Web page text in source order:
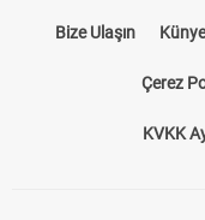
Bize Ulaşın Künye
Çerez
KVKK